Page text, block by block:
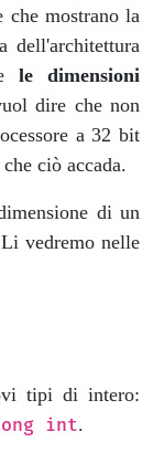
che mostrano la
dell'architettura
le dimensioni
dire che non
a 32 bit
ciò accada.
di un
vedremo nelle
tipi di intero:
int.